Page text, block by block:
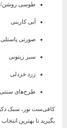
طوسی روشن/
آبی کاربنی
صورتی پاستلی
سبز زیتونی
زرد خردلی
طرح‌های سنتی
کافی‌ست نور، سبک
بگیرید تا بهترین